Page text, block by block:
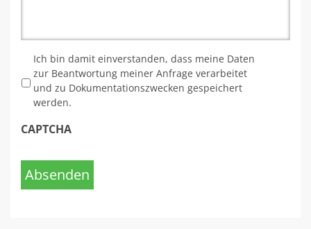
Ich bin damit einverstanden, dass meine Daten
zur Beantwortung meiner Anfrage verarbeitet
und zu Dokumentationszwecken gespeichert
werden.
CAPTCHA
Absenden